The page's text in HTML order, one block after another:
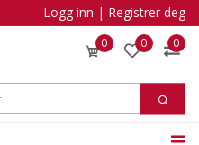
Logg inn | Registrer deg
0 0 0